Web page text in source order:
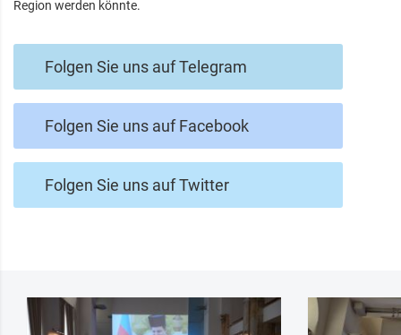
Region werden könnte.
Folgen Sie uns auf Telegram
Folgen Sie uns auf Facebook
Folgen Sie uns auf Twitter